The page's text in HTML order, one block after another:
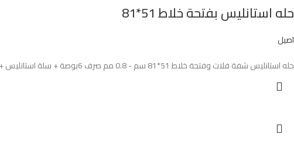
حله استانليس بفتحة خلاط 51*81
اصيل
حله استانليس شفة فلات وفتحة خلاط 51*81 سم - 0.8 مم صرف 6بوصة + سلة استانليس + خزان صابون + طقم التثيت اصيل تركي AS-187